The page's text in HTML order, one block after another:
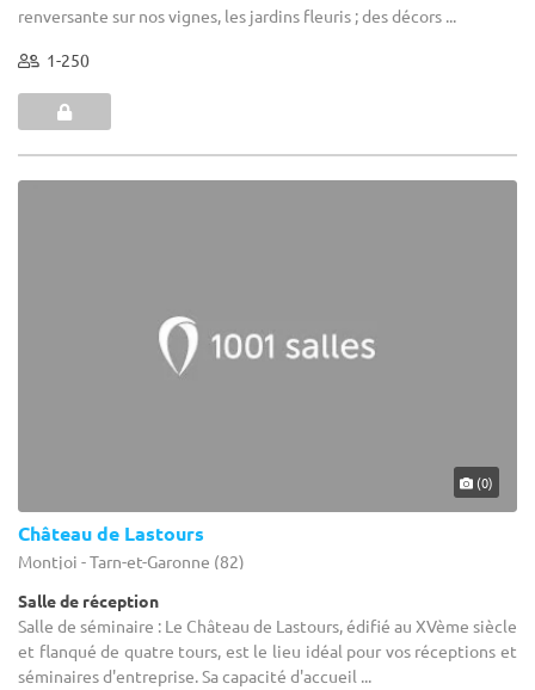
renversante sur nos vignes, les jardins fleuris ; des décors ...
1-250
(0)
Château de Lastours
Montjoi - Tarn-et-Garonne (82)
Salle de réception
Salle de séminaire : Le Château de Lastours, édifié au XVème siècle
et flanqué de quatre tours, est le lieu idéal pour vos réceptions et
séminaires d'entreprise. Sa capacité d'accueil ...